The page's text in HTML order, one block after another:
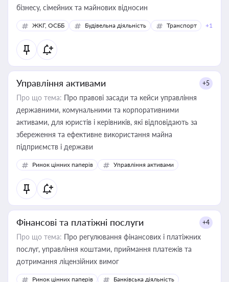
бізнесу, сімейних та майнових відносин
ЖКГ, ОСББ Будівельна діяльність Транспорт +1
Управління активами +5
Про що тема: Про правові засади та кейси управління
державними, комунальними та корпоративними
активами, для юристів і керівників, які відповідають за
збереження та ефективне використання майна
підприємств і держави
Ринок цінних паперів Управління активами
Фінансові та платіжні послуги +4
Про що тема: Про регулювання фінансових і платіжних
послуг, управління коштами, приймання платежів та
дотримання ліцензійних вимог
Ринок цінних паперів
Банківська діяльність